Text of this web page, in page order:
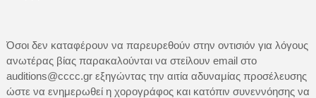
Όσοι δεν καταφέρουν να παρευρεθούν στην οντισιόν για λόγους
ανωτέρας βίας παρακαλούνται να στείλουν email στο
auditions@cccc.gr εξηγώντας την αιτία αδυναμίας προσέλευσης
ώστε να ενημερωθεί η χορογράφος και κατόπιν συνεννόησης να